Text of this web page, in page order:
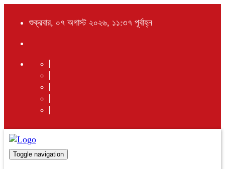
শুক্রবার, ০৭ অগাস্ট ২০২৬, ১১:৩৭ পূর্বাহ্ন
Toggle navigation